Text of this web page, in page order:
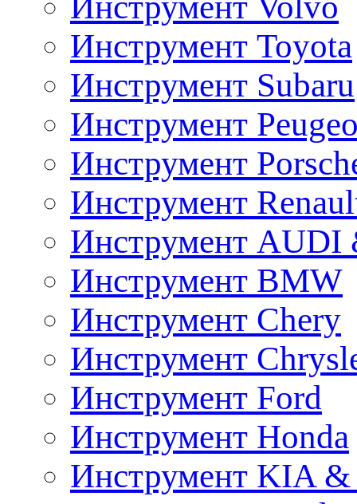
Инструмент Toyota
Инструмент Subaru
Инструмент
Инструмент
Инструмент
Инструмент AUDI
Инструмент BMW
Инструмент Chery
Инструмент
Инструмент Ford
Инструмент Honda
Инструмент KIA